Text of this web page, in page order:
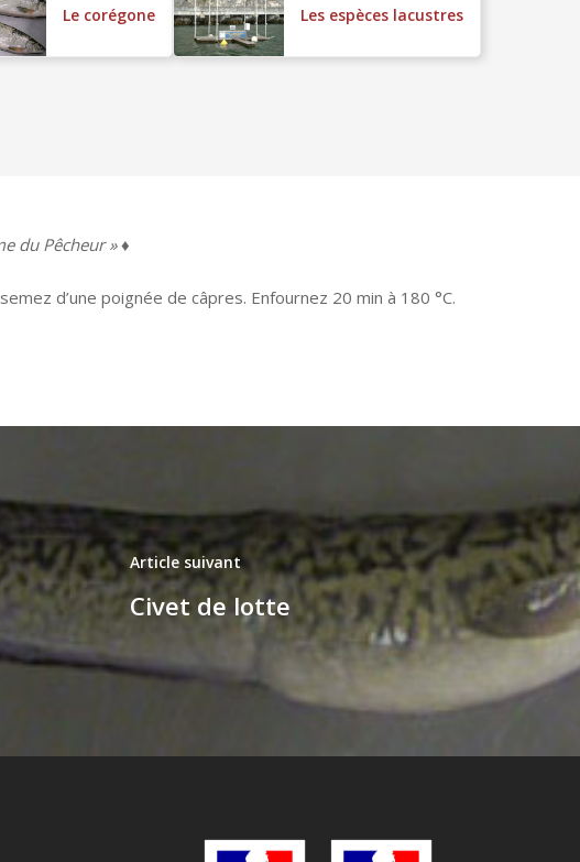
Le corégone Les espèces lacustres
du Pêcheur » ♦
d’une poignée de câpres. Enfournez 20 min à 180 °C.
Article suivant
Civet de lotte